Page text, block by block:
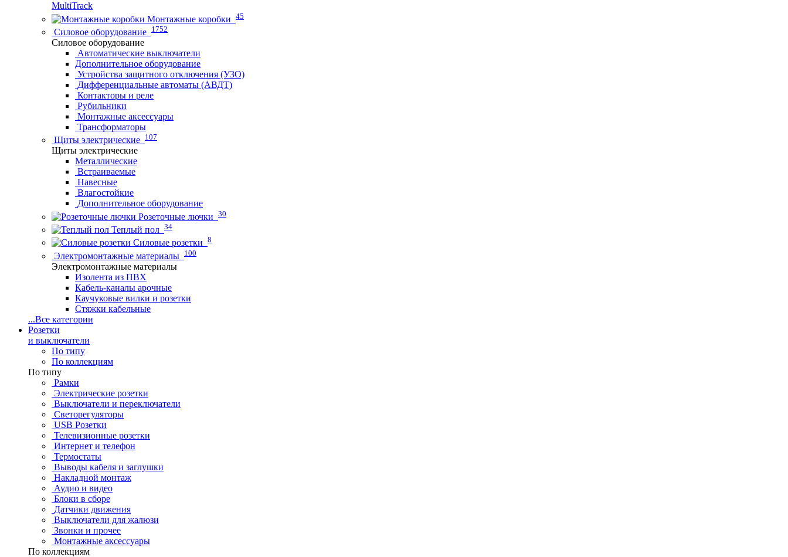
MultiTrack
Монтажные коробки 45
Силовое оборудование 1752
Силовое оборудование
Автоматические выключатели
Дополнительное оборудование
Устройства защитного отключения (УЗО)
Дифференциальные автоматы (АВДТ)
Контакторы и реле
Рубильники
Монтажные аксессуары
Трансформаторы
Щиты электрические 107
Щиты электрические
Металлические
Встраиваемые
Навесные
Влагостойкие
Дополнительное оборудование
Розеточные лючки 30
Теплый пол 34
Силовые розетки 8
Электромонтажные материалы 100
Электромонтажные материалы
Изолента из ПВХ
Кабель-каналы арочные
Каучуковые вилки и розетки
Стяжки кабельные
...Все категории
Розетки
и выключатели
По типу
По коллекциям
По типу
Рамки
Электрические розетки
Выключатели и переключатели
Светорегуляторы
USB Розетки
Телевизионные розетки
Интернет и телефон
Термостаты
Выводы кабеля и заглушки
Накладной монтаж
Аудио и видео
Блоки в сборе
Датчики движения
Выключатели для жалюзи
Звонки и прочее
Монтажные аксессуары
По коллекциям